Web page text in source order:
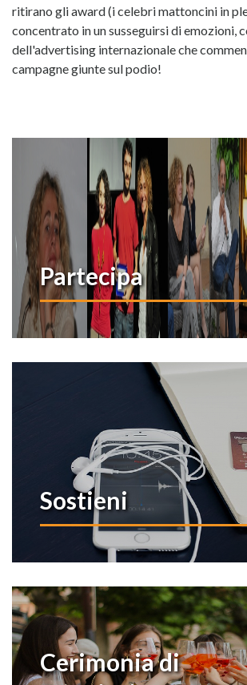
ritirano gli award (i celebri mattoncini in
concentrato in un susseguirsi di emozioni,
dell'advertising internazionale che
campagne giunte sul podio!
Partecipa
Sostieni
Cerimonia di